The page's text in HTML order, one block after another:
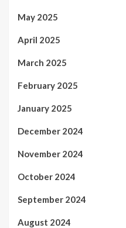
May 2025
April 2025
March 2025
February 2025
January 2025
December 2024
November 2024
October 2024
September 2024
August 2024